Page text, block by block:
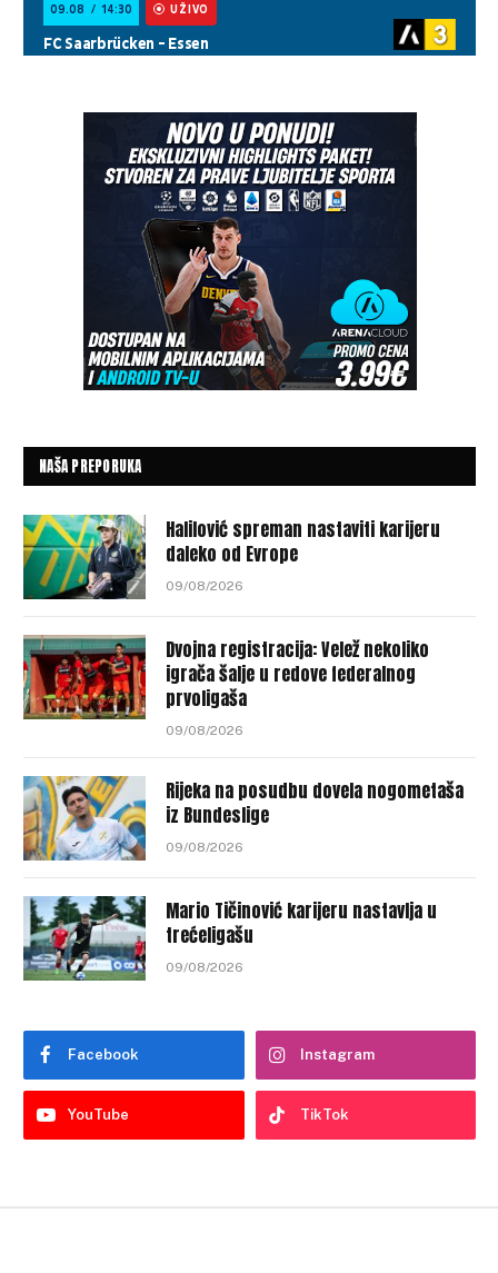
NAŠA PREPORUKA
Halilović spreman nastaviti karijeru
daleko od Evrope
09/08/2026
Dvojna registracija: Velež nekoliko
igrača šalje u redove federalnog
prvoligaša
09/08/2026
Rijeka na posudbu dovela nogometaša
iz Bundeslige
09/08/2026
Mario Tičinović karijeru nastavlja u
trećeligašu
09/08/2026
Facebook Instagram
YouTube TikTok